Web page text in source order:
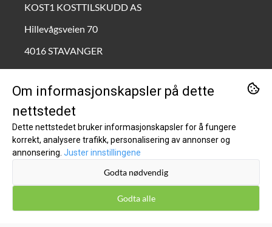
KOST1 KOSTTILSKUDD AS
Hillevågsveien 70
4016 STAVANGER
Org. nr. 995690772
Tlf: 90211111
kundeservice@kost1.no
KUNDESERVICE
Om informasjonskapsler på dette
nettstedet
Dette nettstedet bruker informasjonskapsler for å fungere
korrekt, analysere trafikk, personalisering av annonser og
annonsering. Juster innstillingene
Godta nødvendig
Godta alle